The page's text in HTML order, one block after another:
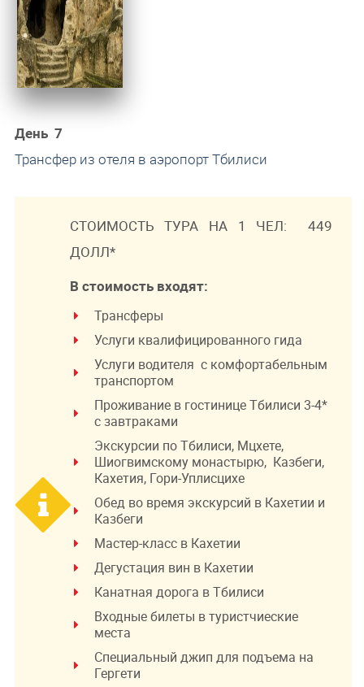
День 7
Трансфер из отеля в аэропорт Тбилиси
СТОИМОСТЬ ТУРА НА 1 ЧЕЛ: 449
ДОЛЛ*
В стоимость входят:
Трансферы
Услуги квалифицированного гида
Услуги водителя с комфортабельным
транспортом
Проживание в гостинице Тбилиси 3-4*
с завтраками
Экскурсии по Тбилиси, Мцхете,
Шиогвимскому монастырю, Казбеги,
Кахетия, Гори-Уплисцихе
Обед во время экскурсий в Кахетии и
Казбеги
Мастер-класс в Кахетии
Дегустация вин в Кахетии
Канатная дорога в Тбилиси
Входные билеты в туристчиеские
места
Специальный джип для подъема на
Гергети